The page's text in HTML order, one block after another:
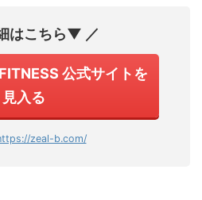
はこちら▼ ／
公式サイトを
見入る
zeal-b.com/